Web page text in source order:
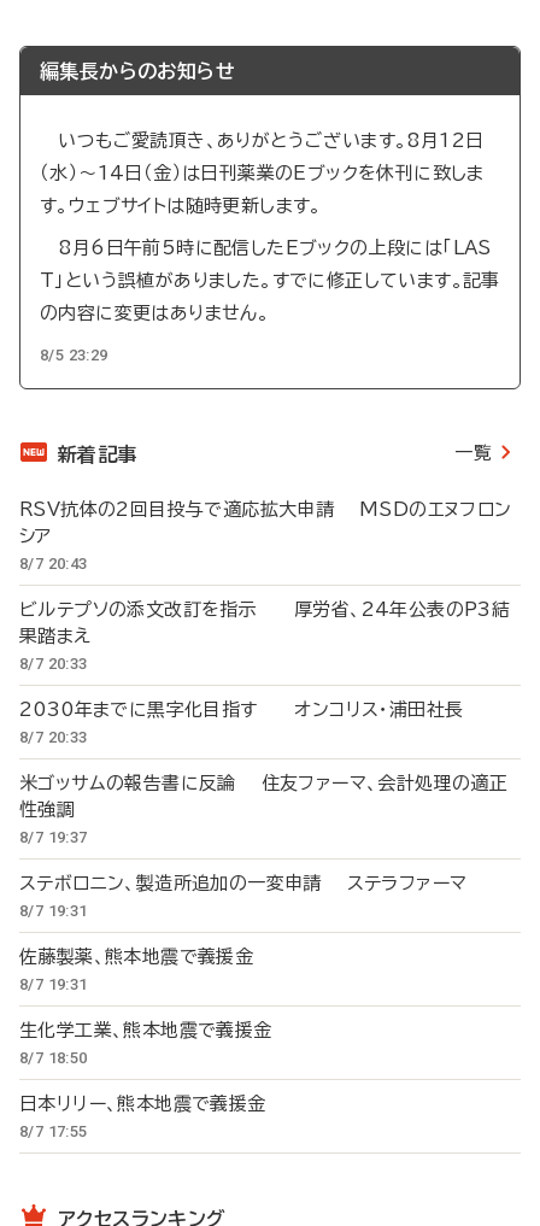
編集長からのお知らせ
いつもご愛読頂き、ありがとうございます。8月12日
（水）～14日（金）は日刊薬業のEブックを休刊に致しま
す。ウェブサイトは随時更新します。
8月6日午前5時に配信したEブックの上段には「LAS
T」という誤植がありました。すでに修正しています。記事
の内容に変更はありません。
8/5 23:29
新着記事 一覧
RSV抗体の2回目投与で適応拡大申請 MSDのエヌフロン
シア
8/7 20:43
ビルテプソの添文改訂を指示 厚労省、24年公表のP3結
果踏まえ
8/7 20:33
2030年までに黒字化目指す オンコリス・浦田社長
8/7 20:33
米ゴッサムの報告書に反論 住友ファーマ、会計処理の適正
性強調
8/7 19:37
ステボロニン、製造所追加の一変申請 ステラファーマ
8/7 19:31
佐藤製薬、熊本地震で義援金
8/7 19:31
生化学工業、熊本地震で義援金
8/7 18:50
日本リリー、熊本地震で義援金
8/7 17:55
アクセスランキング